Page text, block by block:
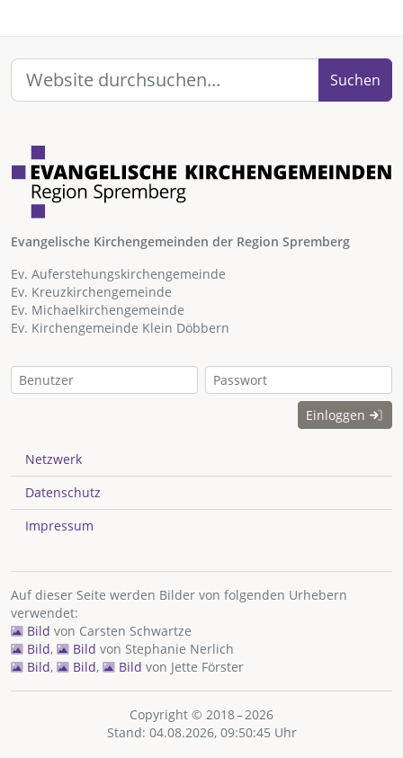
Suchen
Evangelische Kirchengemeinden der Region Spremberg
Ev. Auferstehungskirchengemeinde
Ev. Kreuzkirchengemeinde
Ev. Michaelkirchengemeinde
Ev. Kirchengemeinde Klein Döbbern
Einloggen
Netzwerk
Datenschutz
Impressum
Auf dieser Seite werden Bilder von folgenden Urhebern
verwendet:
Bild von Carsten Schwartze
Bild, Bild von Stephanie Nerlich
Bild, Bild, Bild von Jette Förster
Copyright © 2018 – 2026
Stand: 04.08.2026, 09:50:45 Uhr